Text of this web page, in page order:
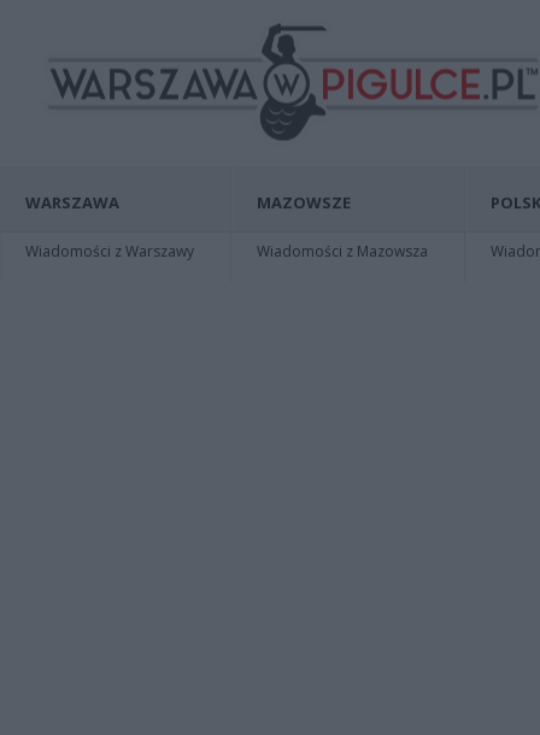
WARSZAWA
Wiadomości z Warszawy
MAZOWSZE
Wiadomości z Mazowsza